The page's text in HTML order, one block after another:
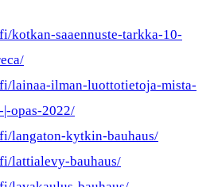
kotkan-saaennuste-tarkka-10-
lainaa-ilman-luottotietoja-mista-
opas-2022/
langaton-kytkin-bauhaus/
lattialevy-bauhaus/